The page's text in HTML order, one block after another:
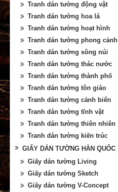
Tranh dán tường động vật
Tranh dán tường hoa lá
Tranh dán tường hoạt hình
Tranh dán tường phong cảnh
Tranh dán tường sông núi
Tranh dán tường thác nước
Tranh dán tường thành phố
Tranh dán tường tôn giáo
Tranh dán tường cảnh biển
Tranh dán tường tĩnh vật
Tranh dán tường thiên nhiên
Tranh dán tường kiến trúc
GIẤY DÁN TƯỜNG HÀN QUỐC
Giấy dán tường Living
Giấy dán tường Sketch
Giấy dán tường V-Concept